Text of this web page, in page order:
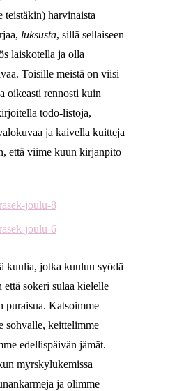
teistäkin) harvinaista
luksusta, sillä sellaiseen
laiskotella ja olla
Toisille meistä on viisi
oikeasti rennosti kuin
todo-listoja,
ja kaivella kuitteja
että viime kuun kirjanpito
kuulia, jotka kuuluu syödä
sokeri sulaa kielelle
puraisua. Katsoimme
sohvalle, keittelimme
edellispäivän jämät.
myrskylukemissa
ja olimme